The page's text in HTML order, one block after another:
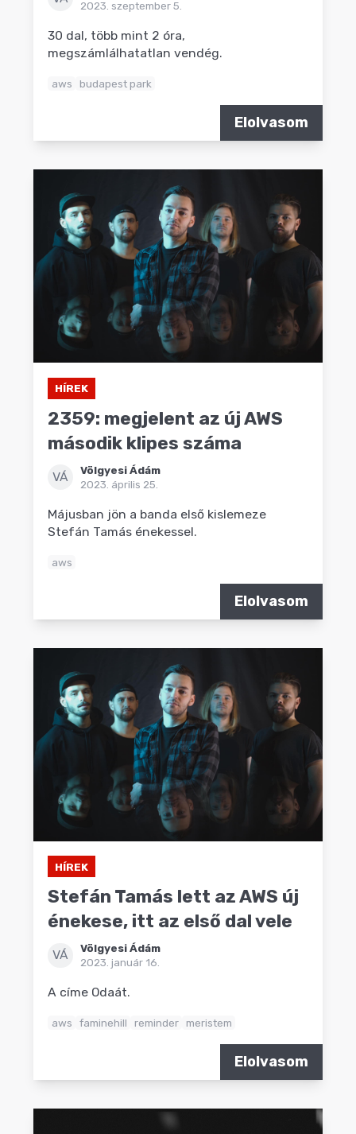
2023. szeptember 5.
30 dal, több mint 2 óra,
megszámlálhatatlan vendég.
aws budapest park
Elolvasom
HÍREK
2359: megjelent az új AWS
második klipes száma
VÁ
Völgyesi Ádám
2023. április 25.
Májusban jön a banda első kislemeze
Stefán Tamás énekessel.
aws
Elolvasom
HÍREK
Stefán Tamás lett az AWS új
énekese, itt az első dal vele
VÁ
Völgyesi Ádám
2023. január 16.
A címe Odaát.
aws faminehill reminder meristem
Elolvasom